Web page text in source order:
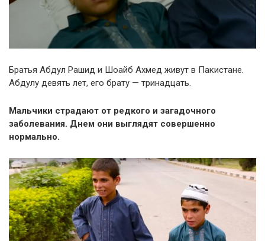
Братья Абдул Рашид и Шоайб Ахмед живут в Пакистане.
Абдулу девять лет, его брату — тринадцать.
Мальчики страдают от редкого и загадочного
заболевания. Днем они выглядят совершенно
нормально.